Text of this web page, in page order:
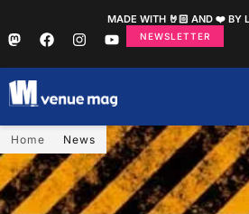
MADE WITH 🤘🏻 AND ❤️ BY
NEWSLETTER
Home News